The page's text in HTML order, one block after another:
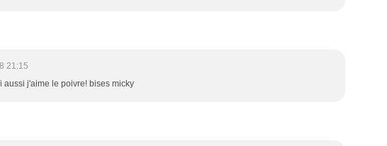
21:15
aussi j'aime le poivre! bises micky